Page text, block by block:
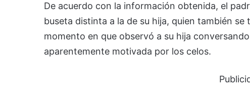
De acuerdo con la información obtenida, el
buseta distinta a la de su hija, quien también
momento en que observó a su hija
aparentemente motivada por los celos.